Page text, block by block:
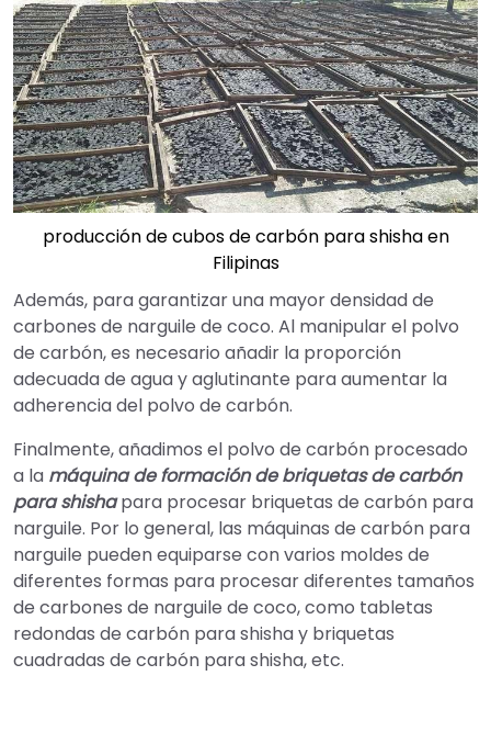
producción de cubos de carbón para shisha en
Filipinas
Además, para garantizar una mayor densidad de
carbones de narguile de coco. Al manipular el polvo
de carbón, es necesario añadir la proporción
adecuada de agua y aglutinante para aumentar la
adherencia del polvo de carbón.
Finalmente, añadimos el polvo de carbón procesado
a la máquina de formación de briquetas de carbón
para shishapara procesar briquetas de carbón para
narguile. Por lo general, las máquinas de carbón para
narguile pueden equiparse con varios moldes de
diferentes formas para procesar diferentes tamaños
de carbones de narguile de coco, como tabletas
redondas de carbón para shisha y briquetas
cuadradas de carbón para shisha, etc.